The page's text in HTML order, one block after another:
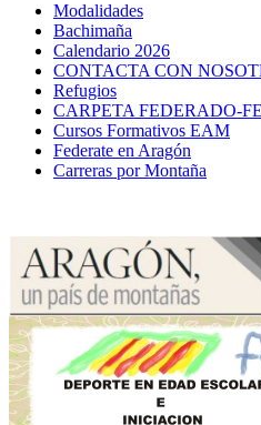
Modalidades
Bachimaña
Calendario 2026
CONTACTA CON
Refugios
CARPETA FEDERADO-
Cursos Formativos EAM
Federate en Aragón
Carreras por Montaña